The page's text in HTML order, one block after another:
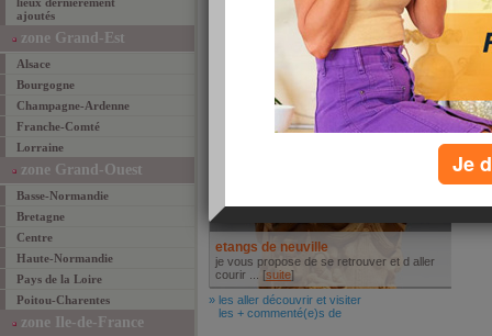
ajoutés
zone Grand-Est
Alsace
Bourgogne
Champagne-Ardenne
Franche-Comté
Lorraine
zone Grand-Ouest
Basse-Normandie
Bretagne
Centre
Haute-Normandie
Pays de la Loire
Poitou-Charentes
zone Ile-de-France
Dans nos Fermes Cueillettes, c'est vous
suite
]
» les mieux manger
les + commenté(e)s de
Aller découvrir et visiter
etangs de neuville
je vous propose de se retrouver et d aller
courir ... [suite]
» les aller découvrir et visiter
les + commenté(e)s de
Je